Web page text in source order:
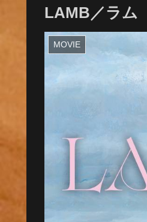
LAMB／ラム
MOVIE